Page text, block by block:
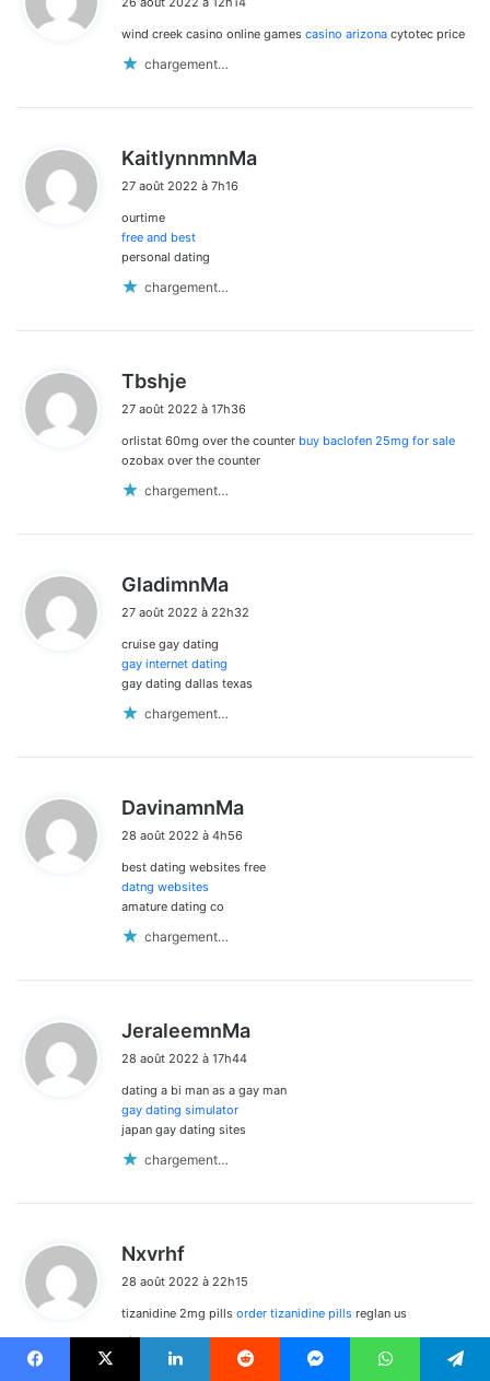
t
wind creek casino online games casino arizona cytotec price
chargement…
KaitlynnmnMa
27 août 2022 à 7h16
ourtime
free and best
personal dating
chargement…
Tbshje
t
:
27 août 2022 à 17h36
orlistat 60mg over the counter buy baclofen 25mg for sale
ozobax over the counter
chargement…
GladimnMa
t
27 août 2022 à 22h32
cruise gay dating
gay internet dating
gay dating dallas texas
chargement…
DavinamnMa
28 août 2022 à 4h56
best dating websites free
datng websites
amature dating co
chargement…
JeraleemnMa
28 août 2022 à 17h44
dating a bi man as a gay man
gay dating simulator
japan gay dating sites
chargement…
Nxvrhf
t
28 août 2022 à 22h15
tizanidine 2mg pills order tizanidine pills reglan us
chargement…